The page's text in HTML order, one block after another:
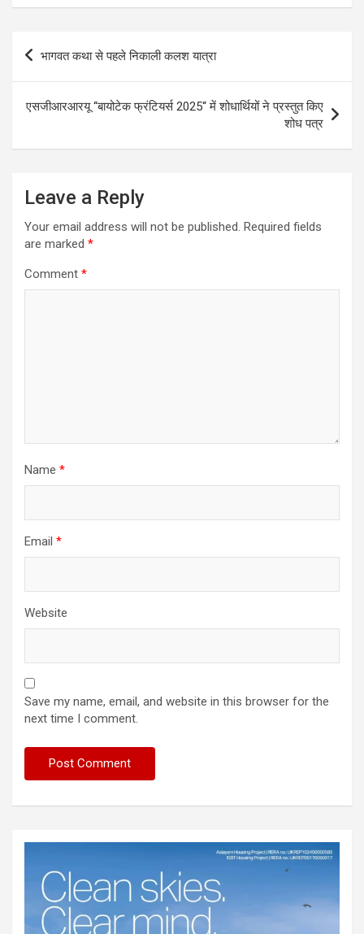
at
A
p
p
ce
b
o
o
k
e
gr
a
m
ail ar
Post
भागवत कथा से पहले निकाली कलश यात्रा
एसजीआरआरयू ‘‘बायोटेक फ्रंटियर्स 2025‘‘ में शोधार्थियों ने प्रस्तुत किए
शोध पत्र
Leave a Reply
Your email address will not be published. Required fields
are marked *
Comment *
Name *
Email *
Website
Save my name, email, and website in this browser for the
next time I comment.